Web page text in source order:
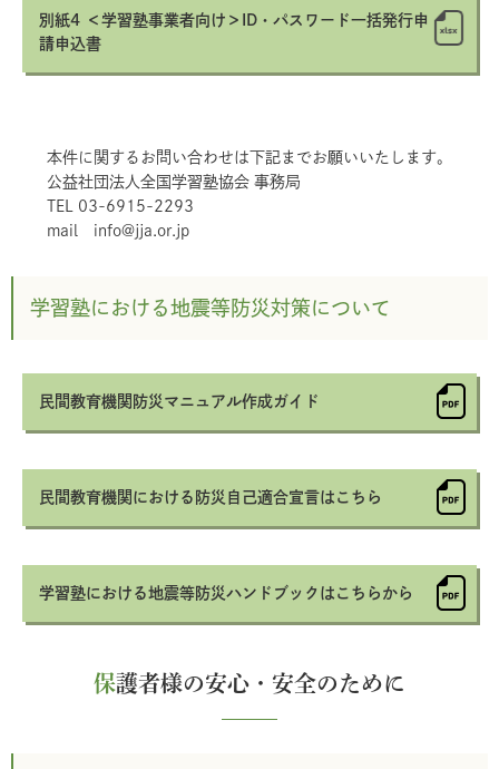
別紙4 ＜学習塾事業者向け＞ID・パスワード一括発行申
請申込書
本件に関するお問い合わせは下記までお願いいたします。
公益社団法人全国学習塾協会 事務局
TEL 03-6915-2293
mail info@jja.or.jp
学習塾における地震等防災対策について
民間教育機関防災マニュアル作成ガイド
民間教育機関における防災自己適合宣言はこちら
学習塾における地震等防災ハンドブックはこちらから
保護者様の安心・安全のために